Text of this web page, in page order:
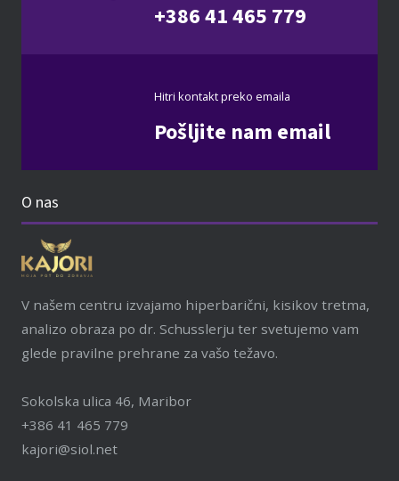
+386 41 465 779
Hitri kontakt preko emaila
Pošljite nam email
O nas
V našem centru izvajamo hiperbarični, kisikov tretma,
analizo obraza po dr. Schusslerju ter svetujemo vam
glede pravilne prehrane za vašo težavo.
Sokolska ulica 46, Maribor
+386 41 465 779
kajori@siol.net